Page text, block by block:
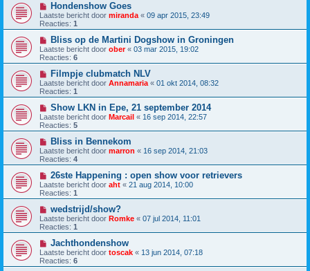
Hondenshow Goes
Laatste bericht door miranda « 09 apr 2015, 23:49
Reacties: 1
Bliss op de Martini Dogshow in Groningen
Laatste bericht door ober« 03 mar 2015, 19:02
Reacties: 6
Filmpje clubmatch NLV
Laatste bericht door Annamaria « 01 okt 2014, 08:32
Reacties: 1
Show LKN in Epe, 21 september 2014
Laatste bericht door Marcail « 16 sep 2014, 22:57
Reacties: 5
Bliss in Bennekom
Laatste bericht door marron « 16 sep 2014, 21:03
Reacties: 4
26ste Happening : open show voor retrievers
Laatste bericht door aht « 21 aug 2014, 10:00
Reacties: 1
wedstrijd/show?
Laatste bericht door Romke « 07 jul 2014, 11:01
Reacties: 1
Jachthondenshow
Laatste bericht door toscak « 13 jun 2014, 07:18
Reacties: 6